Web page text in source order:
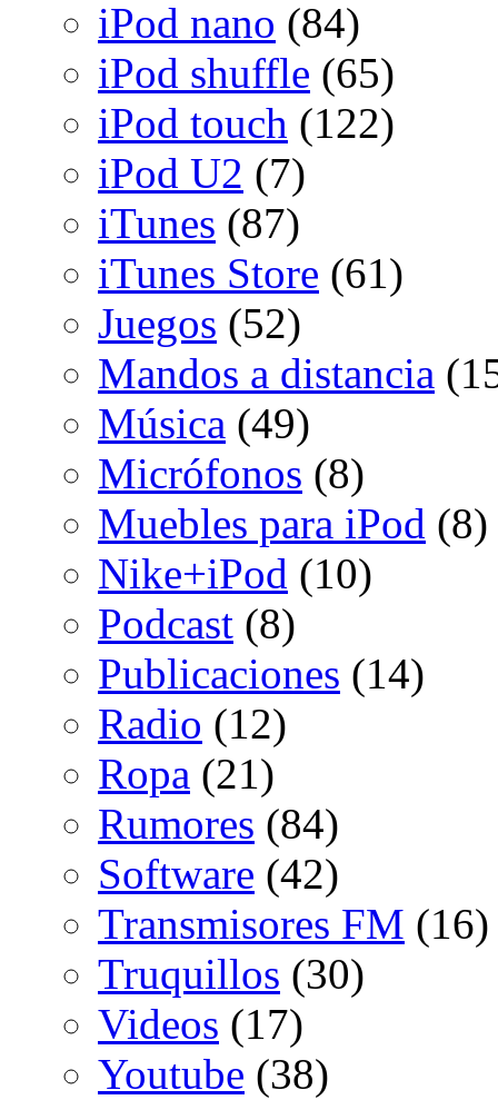
iPod nano (84)
iPod shuffle (65)
iPod touch (122)
iPod U2 (7)
iTunes (87)
iTunes Store (61)
Juegos (52)
Mandos a distancia
Música (49)
Micrófonos (8)
Muebles para iPod (8)
Nike+iPod (10)
Podcast (8)
Publicaciones (14)
Radio (12)
Ropa (21)
Rumores (84)
Software (42)
Transmisores FM (16)
Truquillos (30)
Videos (17)
Youtube (38)